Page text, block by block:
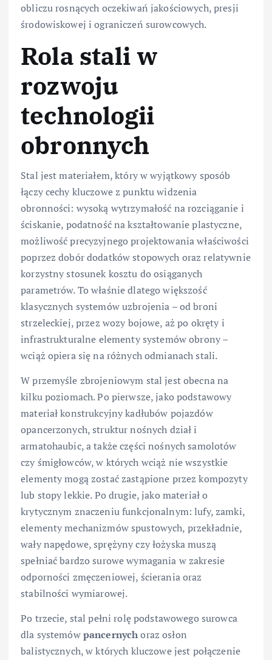
obliczu rosnących oczekiwań jakościowych, presji
środowiskowej i ograniczeń surowcowych.
Rola stali w
rozwoju
technologii
obronnych
Stal jest materiałem, który w wyjątkowy sposób
łączy cechy kluczowe z punktu widzenia
obronności: wysoką wytrzymałość na rozciąganie i
ściskanie, podatność na kształtowanie plastyczne,
możliwość precyzyjnego projektowania właściwości
poprzez dobór dodatków stopowych oraz relatywnie
korzystny stosunek kosztu do osiąganych
parametrów. To właśnie dlatego większość
klasycznych systemów uzbrojenia – od broni
strzeleckiej, przez wozy bojowe, aż po okręty i
infrastrukturalne elementy systemów obrony –
wciąż opiera się na różnych odmianach stali.
W przemyśle zbrojeniowym stal jest obecna na
kilku poziomach. Po pierwsze, jako podstawowy
materiał konstrukcyjny kadłubów pojazdów
opancerzonych, struktur nośnych dział i
armatohaubic, a także części nośnych samolotów
czy śmigłowców, w których wciąż nie wszystkie
elementy mogą zostać zastąpione przez kompozyty
lub stopy lekkie. Po drugie, jako materiał o
krytycznym znaczeniu funkcjonalnym: lufy, zamki,
elementy mechanizmów spustowych, przekładnie,
wały napędowe, sprężyny czy łożyska muszą
spełniać bardzo surowe wymagania w zakresie
odporności zmęczeniowej, ścierania oraz
stabilności wymiarowej.
Po trzecie, stal pełni rolę podstawowego surowca
dla systemówpancernychoraz osłon
balistycznych, w których kluczowe jest połączenie